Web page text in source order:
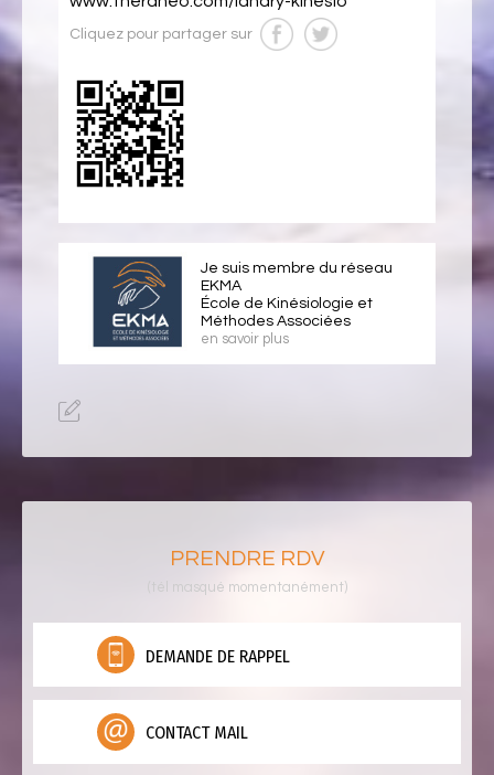
Cliquez pour partager sur
Je suis membre du réseau
EKMA
École de Kinésiologie et
Méthodes Associées
en savoir plus
PRENDRE RDV
(tél masqué momentanément)
DEMANDE DE RAPPEL
CONTACT MAIL